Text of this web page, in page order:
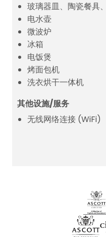
玻璃器皿、陶瓷餐具
电水壶
微波炉
冰箱
电饭煲
烤面包机
洗衣烘干一体机
其他设施/服务
无线网络连接 (WiFi)